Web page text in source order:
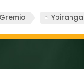
Gremio Ypiranga